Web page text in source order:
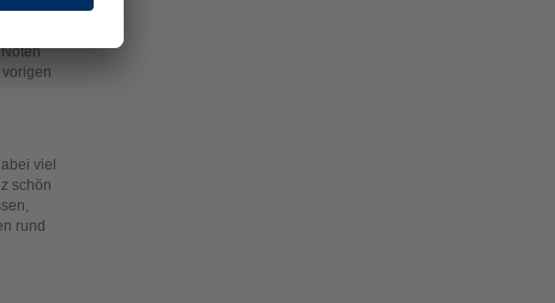
gute
viel
schön
rund